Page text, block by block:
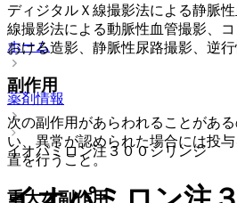
ディジタルＸ線撮影法による静脈
線撮影法による動脈性血管撮影、
おける造影、静脈性尿路撮影、逆行
副作用
次の副作用があらわれることがあ
い、異常が認められた場合には投
置を行うこと。
重大な副作用
ホーム
薬剤情報
イオパミロン注３００シリンジ